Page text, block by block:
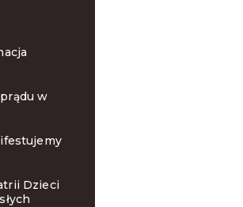
w
Dzieci